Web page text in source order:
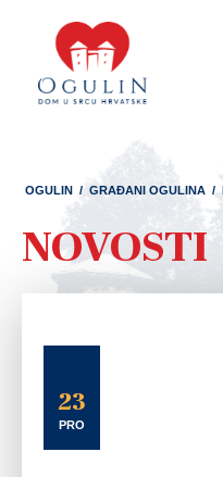
OGULIN / GRAĐANI OGULINA /
NOVOSTI
23
PRO